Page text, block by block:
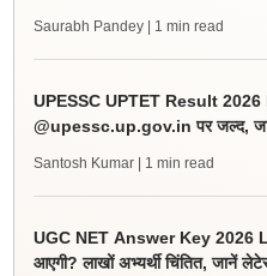
Saurabh Pandey | 1 min read
UPESSC UPTET Result 2026
@upessc.up.gov.in पर जल्द,
Santosh Kumar | 1 min read
UGC NET Answer Key 2026
आएगी? लाखों अभ्यर्थी चिंतित, जानें